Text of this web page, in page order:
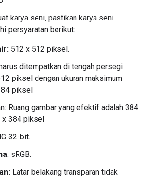
karya seni, pastikan karya seni
persyaratan berikut:
512 x 512 piksel.
ditempatkan di tengah persegi
piksel dengan ukuran maksimum
piksel
Ruang gambar yang efektif adalah 384
x 384 piksel
32-bit.
: sRGB.
Latar belakang transparan tidak